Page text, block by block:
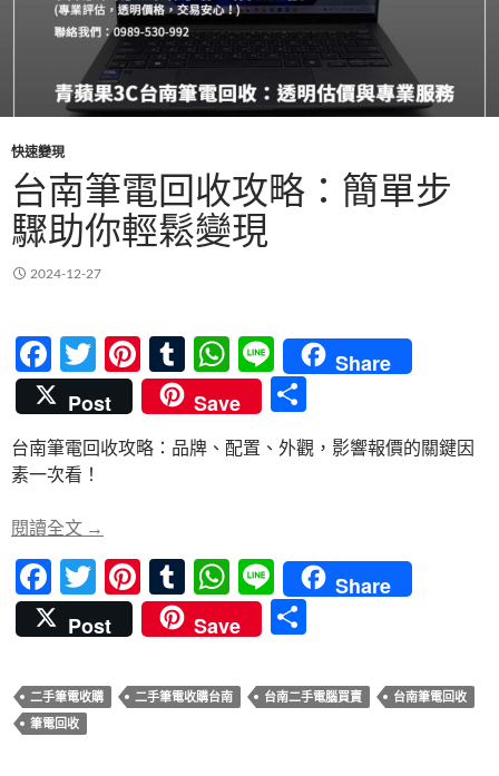
快速變現
台南筆電回收攻略：簡單步
驟助你輕鬆變現
2024-12-27
F
ac
e
b
o
o
k
T
w
itt
er
Pi
nt
er
es
T
u
m
bl
W
h
at
s
p
Li
n
e
Share
Post
Save
享
台南筆電回收攻略：品牌、配置、外觀，影響報價的關鍵因
素一次看！
閱讀全文 台南筆電回收攻略：簡單步驟助你輕鬆變現
→
F
ac
e
b
o
T
w
itt
er
Pi
nt
er
es
t
T
u
m
bl
r
W
h
at
s
A
Li
n
e
Share
Post
Save
二手筆電收購 二手筆電收購台南 台南二手電腦買賣
台南筆電回收
筆電回收